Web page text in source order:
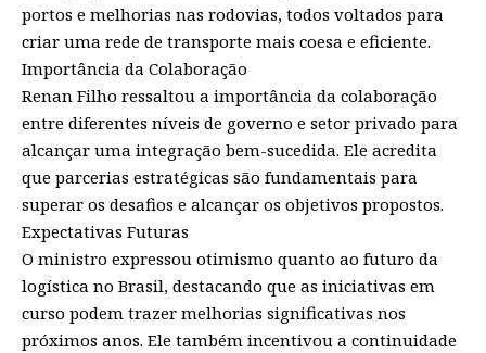
portos e melhorias nas rodovias, todos voltados para
criar uma rede de transporte mais coesa e eficiente.
Importância da Colaboração
Renan Filho ressaltou a importância da colaboração
entre diferentes níveis de governo e setor privado para
alcançar uma integração bem-sucedida. Ele acredita
que parcerias estratégicas são fundamentais para
superar os desafios e alcançar os objetivos propostos.
Expectativas Futuras
O ministro expressou otimismo quanto ao futuro da
logística no Brasil, destacando que as iniciativas em
curso podem trazer melhorias significativas nos
próximos anos. Ele também incentivou a continuidade